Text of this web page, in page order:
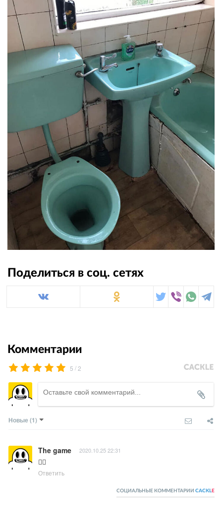
Поделиться в соц. сетях
Комментарии
5 /2
Новые (1)
The game 2020.10.25 22:31
👍🏻
Ответить
СОЦИАЛЬНЫЕ КОММЕНТАРИИ CACKL E